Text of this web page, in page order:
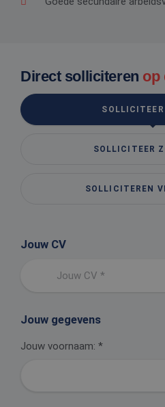
Direct solliciteren op
SOLLICITEER
SOLLICITEREN
Jouw CV
Jouw CV *
Jouw gegevens
Jouw voornaam: *